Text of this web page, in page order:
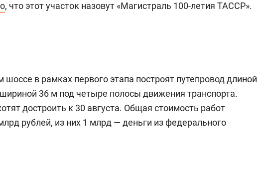
, что этот участок назовут «Магистраль 100-летия ТАССР».
в рамках первого этапа построят путепровод длиной
36 м под четыре полосы движения транспорта.
достроить к 30 августа. Общая стоимость работ
рублей, из них 1 млрд — деньги из федерального